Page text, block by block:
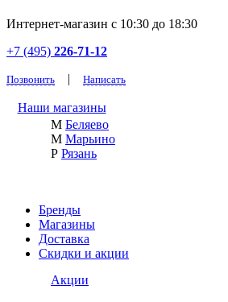
Интернет-магазин с 10:30 до 18:30
+7 (495) 226-71-12
Позвонить | Написать
Наши магазины
М Беляево
М Марьино
Р Рязань
Бренды
Магазины
Доставка
Скидки и акции
Акции